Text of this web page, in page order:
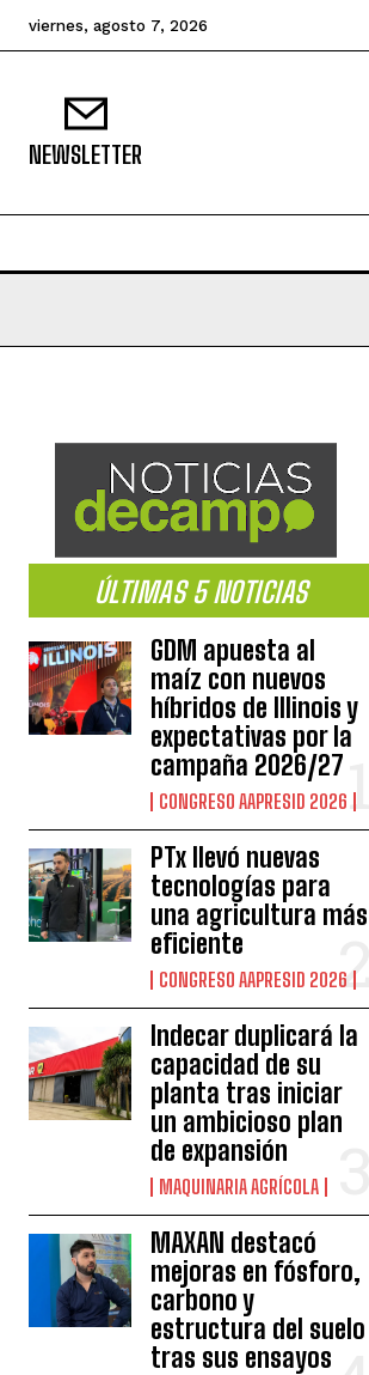
viernes, agosto 7, 2026
NEWSLETTER
ÚLTIMAS 5 NOTICIAS
GDM apuesta al
maíz con nuevos
híbridos de Illinois y
expectativas por la
campaña 2026/27
CONGRESO AAPRESID 2026
PTx llevó nuevas
tecnologías para
una agricultura más
eficiente
CONGRESO AAPRESID 2026
Indecar duplicará la
capacidad de su
planta tras iniciar
un ambicioso plan
de expansión
MAQUINARIA AGRÍCOLA
MAXAN destacó
mejoras en fósforo,
carbono y
estructura del suelo
tras sus ensayos